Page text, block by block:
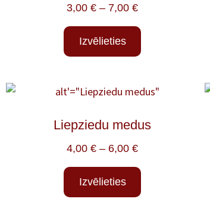
3,00 € – 7,00 €
Izvēlieties
Liepziedu medus
4,00 € – 6,00 €
Izvēlieties